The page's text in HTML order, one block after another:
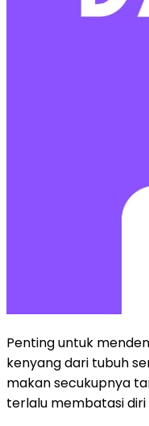
Penting untuk
kenyang dari tubuh
makan secukupnya
terlalu membatasi